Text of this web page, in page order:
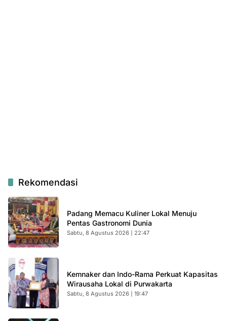
Rekomendasi
Padang Memacu Kuliner Lokal Menuju
Pentas Gastronomi Dunia
Sabtu, 8 Agustus 2026 | 22:47
Kemnaker dan Indo-Rama Perkuat Kapasitas
Wirausaha Lokal di Purwakarta
Sabtu, 8 Agustus 2026 | 19:47